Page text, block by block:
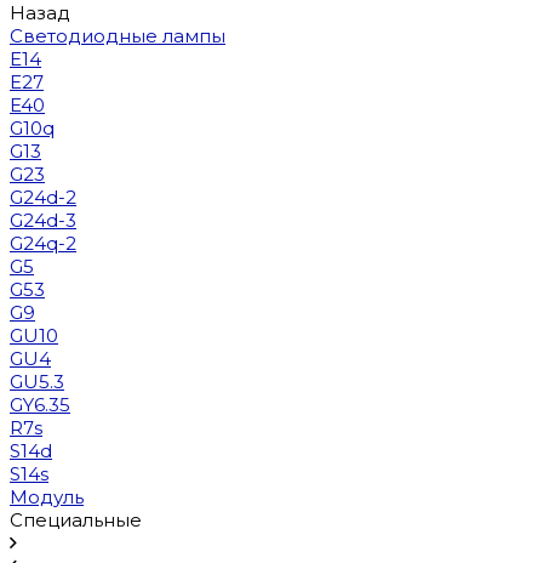
Назад
Светодиодные лампы
E14
E27
E40
G10q
G13
G23
G24d-2
G24d-3
G24q-2
G5
G53
G9
GU10
GU4
GU5.3
GY6.35
R7s
S14d
S14s
Модуль
Специальные